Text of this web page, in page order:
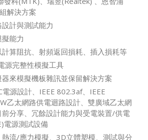
解決方案
計與測試能力
能力
算阻抗、射頻返回損耗、插入損耗等
源完整性模擬工具
來模擬機板雜訊並保留解決方案
源設計、IEEE 802.3af、IEEE
乙太網路供電迴路設計、雙廣域乙太網
分享、冗餘設計能力與受電裝置/供電
電源測試設備
流/應力模擬、3D立體塑模、測試與分